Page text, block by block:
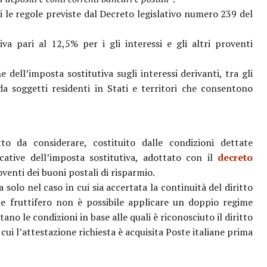
regole previste dal Decreto legislativo numero 239 del
pari al 12,5% per i gli interessi e gli altri proventi
dell’imposta sostitutiva sugli interessi derivanti, tra gli
soggetti residenti in Stati e territori che consentono
da considerare, costituito dalle condizioni dettate
dell’imposta sostitutiva, adottato con il decreto
dei buoni postali di risparmio.
solo nel caso in cui sia accertata la continuità del diritto
fruttifero non è possibile applicare un doppio regime
le condizioni in base alle quali è riconosciuto il diritto
l’attestazione richiesta è acquisita Poste italiane prima